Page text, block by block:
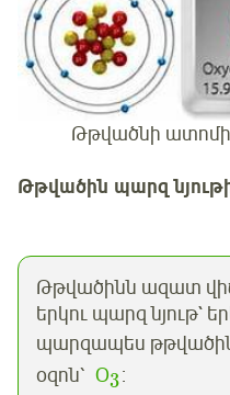
Թթվածնի ատոմի
Թթվածին պարզ
Թթվածինն ազատ
երկու պարզ նյութ`
պարզապես
օզոն՝ Օ3: